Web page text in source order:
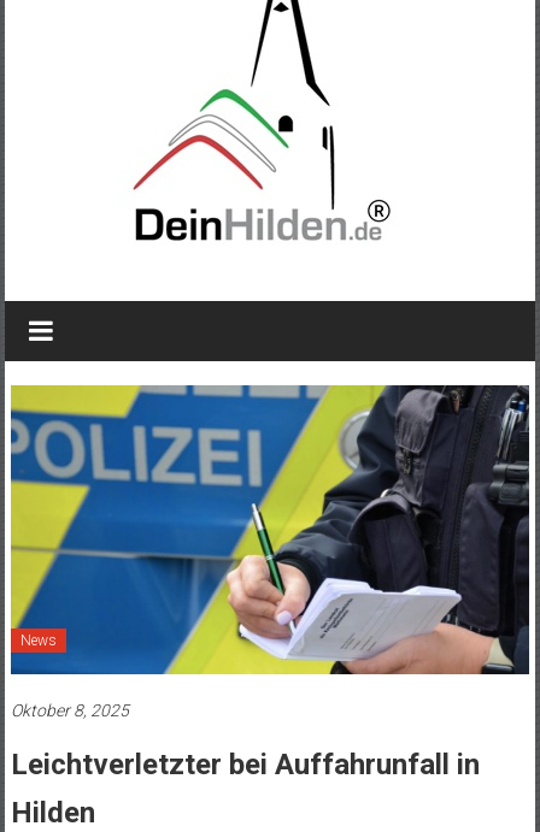
News
Oktober 8, 2025
Leichtverletzter bei Auffahrunfall in
Hilden